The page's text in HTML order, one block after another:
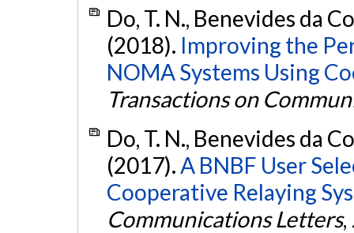
Do, T. N., Benevides da
(2018). Improving the
NOMA Systems Using
Transactions on
Do, T. N., Benevides da
(2017). A BNBF User
Cooperative Relaying
Communications Letters,